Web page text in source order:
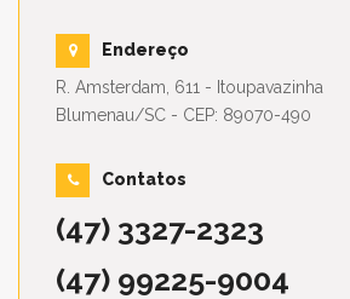
Endereço
R. Amsterdam, 611 - Itoupavazinha
Blumenau/SC - CEP: 89070-490
Contatos
(47) 3327-2323
(47) 99225-9004